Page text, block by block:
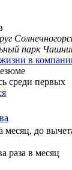
парк
в
среди первых
месяц, до
раза в месяц